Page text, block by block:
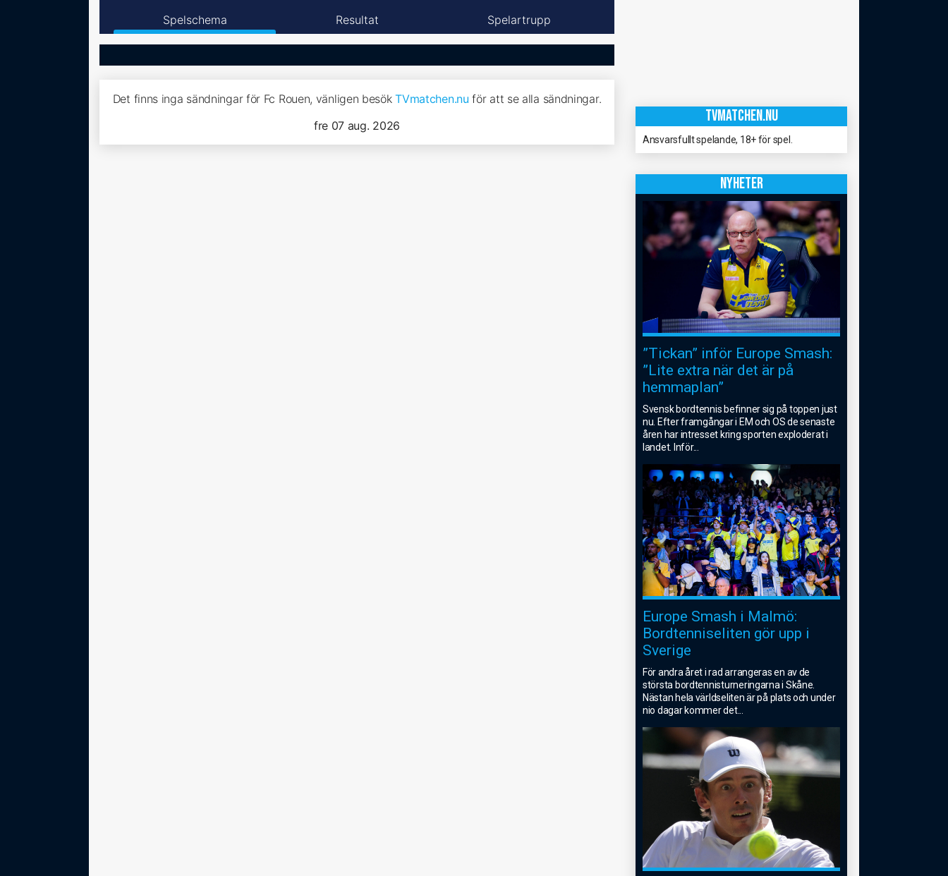
Spelschema Resultat Spelartrupp
Det finns inga sändningar för Fc Rouen, vänligen besökTVmatchen.nu för att se alla sändningar.
fre 07 aug. 2026
TVMATCHEN.NU
Ansvarsfullt spelande, 18+ för spel.
NYHETER
”Tickan” inför Europe Smash:
”Lite extra när det är på
hemmaplan”
Svensk bordtennis befinner sig på toppen just
nu. Efter framgångar i EM och OS de senaste
åren har intresset kring sporten exploderat i
landet. Inför...
Europe Smash i Malmö:
Bordtenniseliten gör upp i
Sverige
För andra året i rad arrangeras en av de
största bordtennisturneringarna i Skåne.
Nästan hela världseliten är på plats och under
nio dagar kommer det...